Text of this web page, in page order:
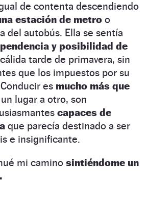
de contenta descendiendo
estación de metro o
del autobús. Ella se sentía
y posibilidad de
tarde de primavera, sin
que los impuestos por su
es mucho más que
lugar a otro, son
capaces de
que parecía destinado a ser
e insignificante.
mi camino sintiéndome un